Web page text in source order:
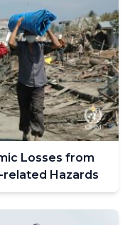
Losses from
Hazards